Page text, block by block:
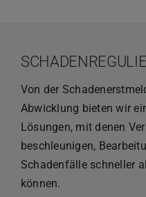
Von der
Abwicklung bieten wir
Lösungen, mit denen
beschleunigen,
Schadenfälle schneller
können.